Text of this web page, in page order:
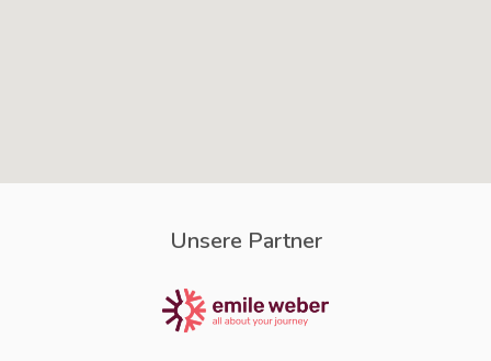
Unsere Partner